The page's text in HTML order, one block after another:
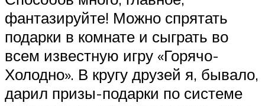
фантазируйте! Можно спрятать
подарки в комнате и сыграть во
всем известную игру «Горячо-
Холодно». В кругу друзей я, бывало,
дарил призы-подарки по системе